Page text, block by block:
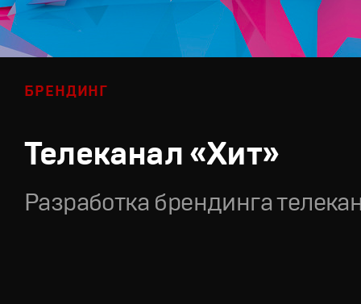
БРЕНДИНГ
Телеканал «Хит»
Разработка брендинга